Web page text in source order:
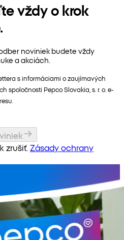
vždy o krok
noviniek budete vždy
a akciách.
s informáciami o zaujímavých
spoločnosti Pepco Slovakia, s. r. o. e-
zrušiť. Zásady ochrany